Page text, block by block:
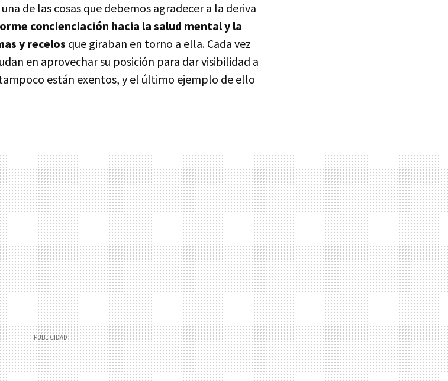
de las cosas que debemos agradecer a la deriva
concienciación hacia la salud mental y la
y recelos que giraban en torno a ella. Cada vez
en aprovechar su posición para dar visibilidad a
están exentos, y el último ejemplo de ello